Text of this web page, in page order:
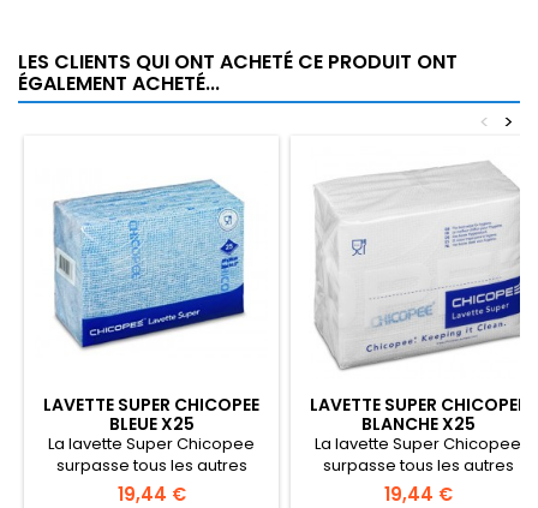
LES CLIENTS QUI ONT ACHETÉ CE PRODUIT ONT
ÉGALEMENT ACHETÉ...
>
<
LAVETTE SUPER CHICOPEE
BLEUE X25
La lavette Super Chicopee
surpasse tous les autres
chiffons par l'excellence...
19,44 €
LAVETTE SUPER CHICOPEE
BLANCHE X25
La lavette Super Chicopee
surpasse tous les autres
chiffons par l'excellence...
19,44 €